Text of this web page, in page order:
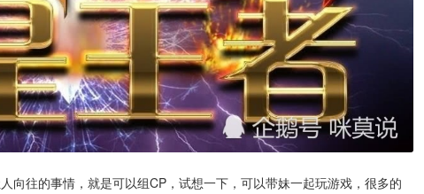
向往的事情，就是可以组CP，试想一下，可以带妹一起玩游戏，很多的